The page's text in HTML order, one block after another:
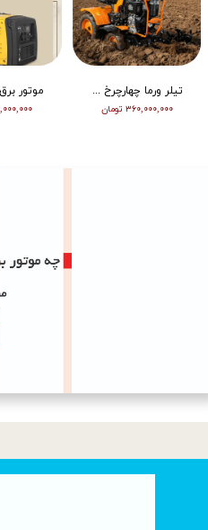
موتور پمپ ورما | دیزل | 3 اینچ | قرمز | VMDP30
۶۲,۰۰۰,۰۰۰ تومان
پمپ آبنما برونل 220 ولت 3/5 متر 60 وات